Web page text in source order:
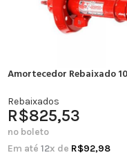
Amortecedor Rebaixado
Rebaixados
R$825,53
no boleto
Em até 12x de R$92,98